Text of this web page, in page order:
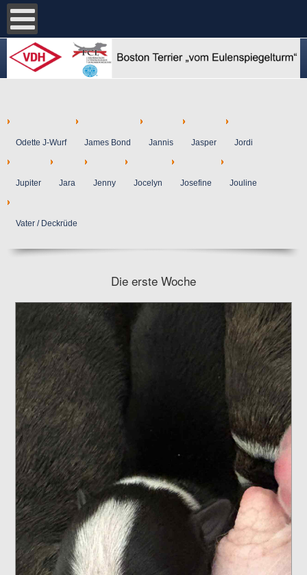
Odette J-Wurf James Bond Jannis Jasper Jordi
Jupiter Jara Jenny Jocelyn Josefine Jouline
Vater / Deckrüde
Die erste Woche